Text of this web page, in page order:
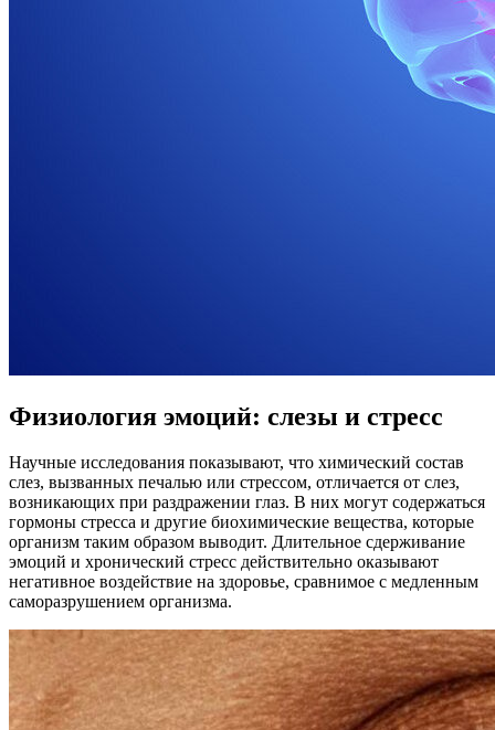
Физиология эмоций: слезы и стресс
Научные исследования показывают, что химический состав
слез, вызванных печалью или стрессом, отличается от слез,
возникающих при раздражении глаз. В них могут содержаться
гормоны стресса и другие биохимические вещества, которые
организм таким образом выводит. Длительное сдерживание
эмоций и хронический стресс действительно оказывают
негативное воздействие на здоровье, сравнимое с медленным
саморазрушением организма.